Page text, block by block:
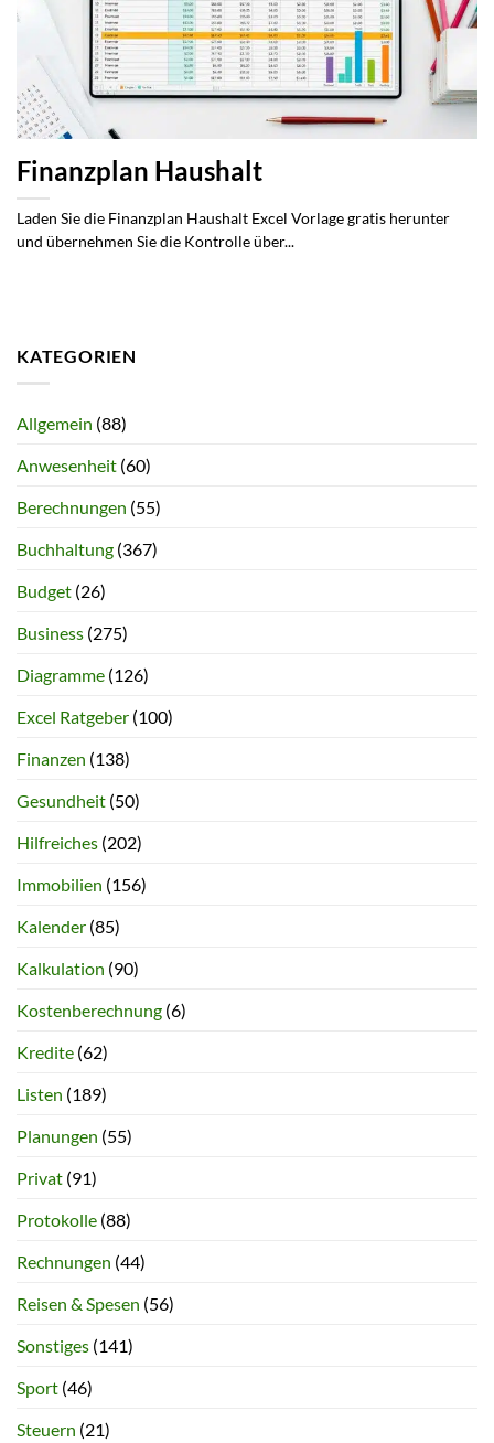
Finanzplan Haushalt
Laden Sie die Finanzplan Haushalt Excel Vorlage gratis herunter
und übernehmen Sie die Kontrolle über...
KATEGORIEN
Allgemein (88)
Anwesenheit (60)
Berechnungen (55)
Buchhaltung (367)
Budget (26)
Business (275)
Diagramme (126)
Excel Ratgeber (100)
Finanzen (138)
Gesundheit (50)
Hilfreiches (202)
Immobilien (156)
Kalender (85)
Kalkulation (90)
Kostenberechnung (6)
Kredite (62)
Listen (189)
Planungen (55)
Privat (91)
Protokolle (88)
Rechnungen (44)
Reisen & Spesen (56)
Sonstiges (141)
Sport (46)
Steuern (21)